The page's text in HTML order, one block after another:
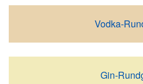
Vodka-
Gin-